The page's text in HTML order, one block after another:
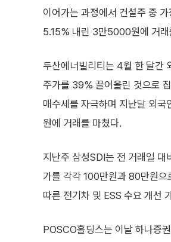
이어가는 과정에서 건설주 중
5.15% 내린 3만5000원에 거래
두산에너빌리티는 4월 한 달간
주가를 39% 끌어올린 것으로
매수세를 자극하며 지난달 외
원에 거래를 마쳤다.
지난주 삼성SDI는 전 거래일
가를 각각 100만원과 80만원으
따른 전기차 및 ESS 수요 개선
POSCO홀딩스는 이날 하나증